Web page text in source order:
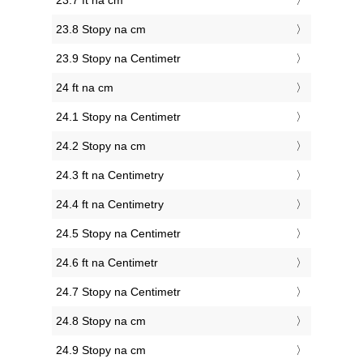
23.8 Stopy na cm
23.9 Stopy na Centimetr
24 ft na cm
24.1 Stopy na Centimetr
24.2 Stopy na cm
24.3 ft na Centimetry
24.4 ft na Centimetry
24.5 Stopy na Centimetr
24.6 ft na Centimetr
24.7 Stopy na Centimetr
24.8 Stopy na cm
24.9 Stopy na cm